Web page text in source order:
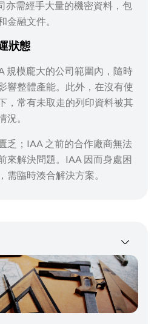
亦需經手大量的機密資料，包
金融文件。
狀態
規模龐大的公司範圍內，隨時
響整體產能。此外，在沒有使
，常有未取走的列印資料被其
況。
乏；IAA 之前的合作廠商無法
來解決問題。IAA 因而身處困
需臨時湊合解決方案。